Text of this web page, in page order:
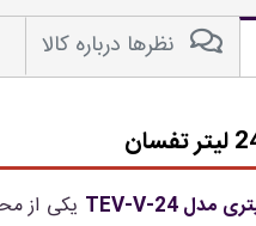
نظرها درباره کالا
یکی از